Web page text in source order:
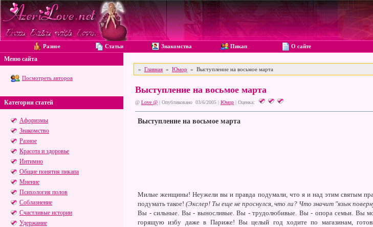
Разное Статьи Знакомства Пикап О сайте
Меню сайта
Посмотреть авторов
Категории статей
Афоризмы
Знакомство
Разное
Красота и здоровье
Интимно
Общие понятия пикапа
Мнение
Психология полов
Соблазнение
Счастливые истории
Удержание
» Главная » Юмор » Выступление на восьмое марта
Выступление на восьмое марта
@ Love @ | Опубликовано 03/6/2005 | Юмор | Оценка:
Выступление на восьмое марта
Милые женщины! Неужели вы и правда подумали, что я и над этим святым
подумать такое! (Экслер! Ты еще не проснулся, что ли? Что значит "язык
Вы - сильные. Вы - выносливые. Вы - трудолюбивые. Вы - опора семьи. Вы
горящую избу даже в Париже! Вы целый год ходите по магазинам,